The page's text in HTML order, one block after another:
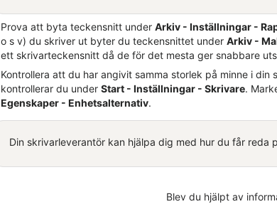
Prova att byta teckensnitt under Arkiv - Inställningar -
o s v) du skriver ut byter du teckensnittet under Arkiv -
ett skrivarteckensnitt då de för det mesta ger snabbare
Kontrollera att du har angivit samma storlek på minne i
kontrollerar du under Start - Inställningar - Skrivare.
Egenskaper - Enhetsalternativ.
Din skrivarleverantör kan hjälpa dig med hur du får reda
Blev du hjälpt av